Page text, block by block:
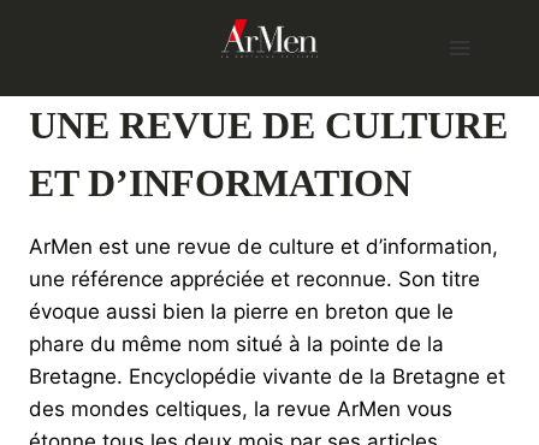
UNE REVUE DE CULTURE
ET D’INFORMATION
ArMen est une revue de culture et d’information,
une référence appréciée et reconnue. Son titre
évoque aussi bien la pierre en breton que le
phare du même nom situé à la pointe de la
Bretagne. Encyclopédie vivante de la Bretagne et
des mondes celtiques, la revue ArMen vous